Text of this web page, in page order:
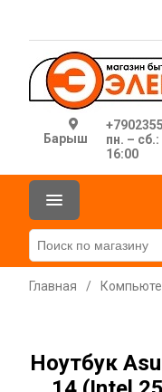
Барыш
пн. –
16:00
Главная /
Ноутбук